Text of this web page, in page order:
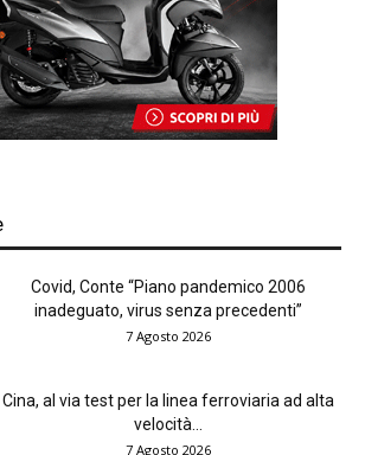
Covid, Conte “Piano pandemico 2006
inadeguato, virus senza precedenti”
7 Agosto 2026
Cina, al via test per la linea ferroviaria ad alta
velocità...
7 Agosto 2026